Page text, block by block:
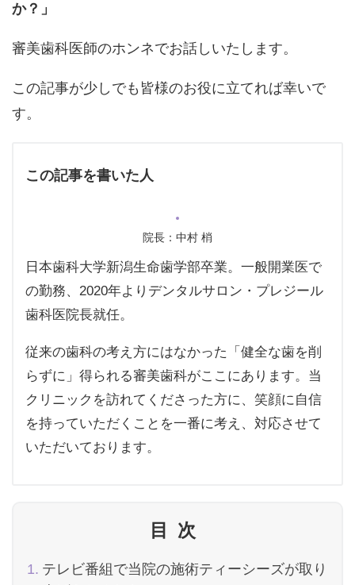
か？」
審美歯科医師のホンネでお話しいたします。
この記事が少しでも皆様のお役に立てれば幸いで
す。
この記事を書いた人
院長：中村 梢
日本歯科大学新潟生命歯学部卒業。一般開業医で
の勤務、2020年よりデンタルサロン・プレジール
歯科医院長就任。
従来の歯科の考え方にはなかった「健全な歯を削
らずに」得られる審美歯科がここにあります。当
クリニックを訪れてくださった方に、笑顔に自信
を持っていただくことを一番に考え、対応させて
いただいております。
目次
テレビ番組で当院の施術ティーシーズが取り